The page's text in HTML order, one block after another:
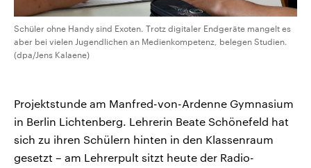
Schüler ohne Handy sind Exoten. Trotz digitaler Endgeräte mangelt es
aber bei vielen Jugendlichen an Medienkompetenz, belegen Studien.
(dpa/Jens Kalaene)
Projektstunde am Manfred-von-Ardenne Gymnasium
in Berlin Lichtenberg. Lehrerin Beate Schönefeld hat
sich zu ihren Schülern hinten in den Klassenraum
gesetzt – am Lehrerpult sitzt heute der Radio-